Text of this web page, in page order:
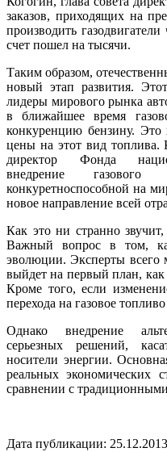
заказов, приходящих на
производить
счет пошел на тысячи.
Таким образом,
новый этап развития.
лидеры мирового рынка
в ближайшее время
конкуренцию бензину. Это
цены на этот вид топлива.
директор Фонда
внедрение
конкуретноспособной на
новое направление всей
Как это ни странно
Важный вопрос в том,
эволюции. Эксперты всего
выйдет на первый план, как
Кроме того, если
перехода на газовое
Однако внедрение
серьезных решений,
носители энергии.
реальных экономических
сравнении с
Дата публикации: 25.12.2013